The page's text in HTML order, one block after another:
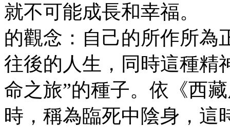
就不可能成長和幸福。
的觀念：自己的所作所為
往後的人生，同時這種精
命之旅”的種子。依《西
時，稱為臨死中陰身，這